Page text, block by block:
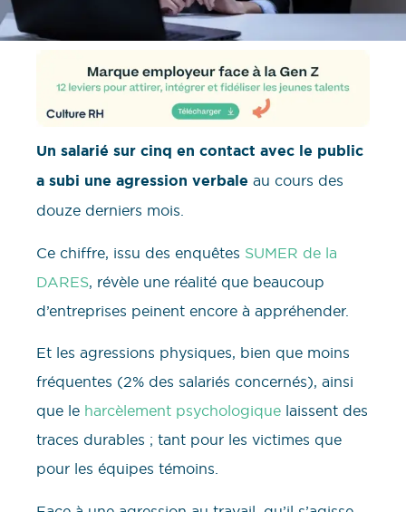
Un salarié sur cinq en contact avec le public
a subi une agression verbale au cours des
douze derniers mois.
Ce chiffre, issu des enquêtes SUMER de la
DARES, révèle une réalité que beaucoup
d’entreprises peinent encore à appréhender.
Et les agressions physiques, bien que moins
fréquentes (2% des salariés concernés), ainsi
que le harcèlement psychologique laissent des
traces durables ; tant pour les victimes que
pour les équipes témoins.